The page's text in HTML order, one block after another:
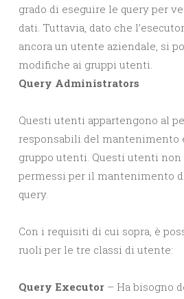
grado di eseguire le query per
dati. Tuttavia, dato che
ancora un utente aziendale, si
modifiche ai gruppi utenti.
Query Administrators
Questi utenti appartengono al
responsabili del mantenimento
gruppo utenti. Questi utenti
permessi per il mantenimento
query.
Con i requisiti di cui sopra, è
ruoli per le tre classi di utente:
Query Executor – Ha bisogno